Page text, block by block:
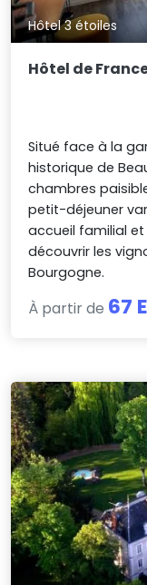
Hôtel 3 étoiles
Hôtel de
Situé face à la
historique de
chambres
petit-déjeuner
accueil familial
découvrir les
Bourgogne.
À partir de 67